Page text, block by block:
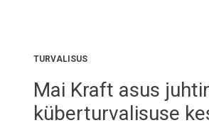
TURVALISUS
Mai Kraft asus
küberturvalisuse